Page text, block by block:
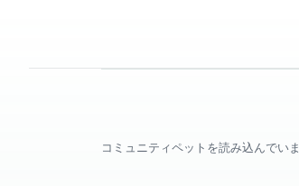
コミュニティペットを読み込んでい